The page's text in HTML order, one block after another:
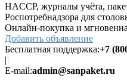
HACCP, журналы учёта,
Роспотребнадзора для
Онлайн-покупка и
Добавить объявление
Бесплатная поддержка:+7
|
E-mail:admin@sanpaket.ru